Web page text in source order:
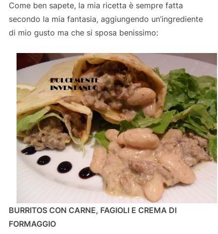
Come ben sapete, la mia ricetta è sempre fatta
secondo la mia fantasia, aggiungendo un’ingrediente
di mio gusto ma che si sposa benissimo:
BURRITOS CON CARNE, FAGIOLI E CREMA DI
FORMAGGIO